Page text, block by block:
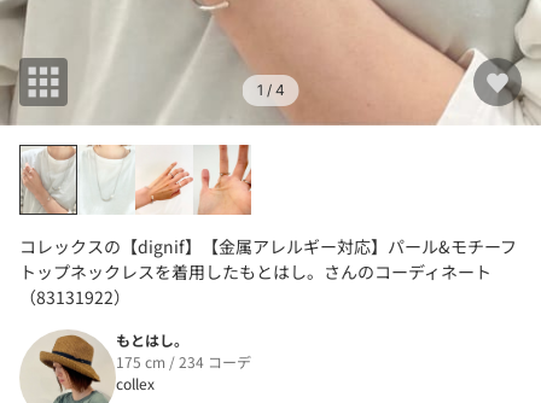
1 / 4
コレックスの【dignif】【金属アレルギー対応】パール&モチーフ
トップネックレスを着用したもとはし。さんのコーディネート
（83131922）
もとはし。
175 cm / 234 コーデ
collex